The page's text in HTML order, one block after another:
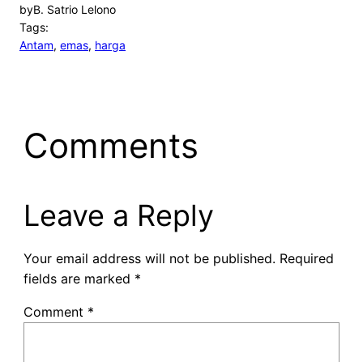
byB. Satrio Lelono
Tags:
Antam, emas, harga
Comments
Leave a Reply
Your email address will not be published. Required
fields are marked *
Comment *